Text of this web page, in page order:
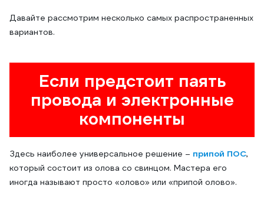
Давайте рассмотрим несколько самых распространенных
вариантов.
Если предстоит паять
провода и электронные
компоненты
Здесь наиболее универсальное решение – припой ПОС,
который состоит из олова со свинцом. Мастера его
иногда называют просто «олово» или «припой олово».